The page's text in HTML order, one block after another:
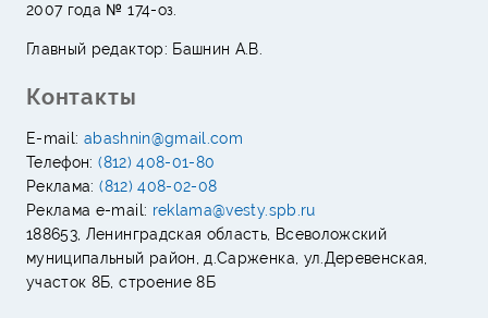
2007 года № 174-оз.
Главный редактор: Башнин А.В.
Контакты
E-mail: abashnin@gmail.com
Телефон:(812) 408-01-80
Реклама:(812) 408-02-08
Реклама e-mail: reklama@vesty.spb.ru
188653, Ленинградская область, Всеволожский
муниципальный район, д.Сарженка, ул.Деревенская,
участок 8Б, строение 8Б